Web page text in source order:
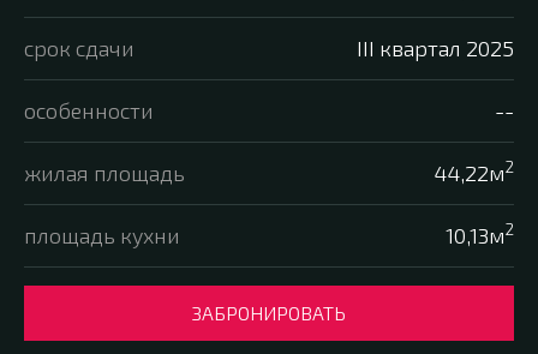
срок сдачи III квартал 2025
особенности --
жилая площадь 44,22м2
площадь кухни 10,13м2
ЗАБРОНИРОВАТЬ